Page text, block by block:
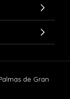
de Gran